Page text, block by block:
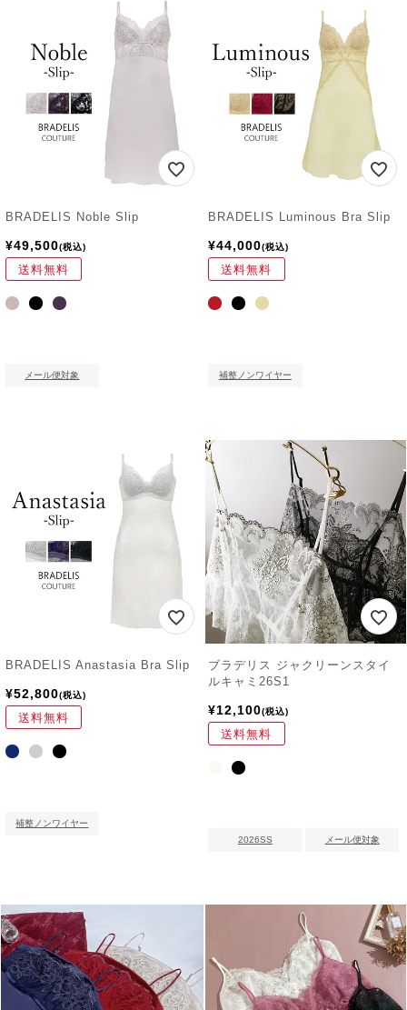
BRADELIS Noble Slip
¥49,500 税込
送料無料
メール便対象
BRADELIS Luminous Bra Slip
¥44,000 税込
送料無料
補整ノンワイヤー
BRADELIS Anastasia Bra Slip
¥52,800 税込
送料無料
補整ノンワイヤー
ブラデリス ジャクリーンスタイ
ルキャミ26S1
¥12,100 税込
送料無料
2026SS メール便対象